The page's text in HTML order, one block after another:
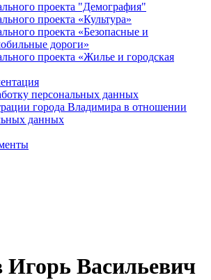
проекта "Демография"
проекта «Культура»
проекта «Безопасные и
дороги»
проекта «Жилье и городская
персональных данных
города Владимира в отношении
данных
Игорь Васильевич